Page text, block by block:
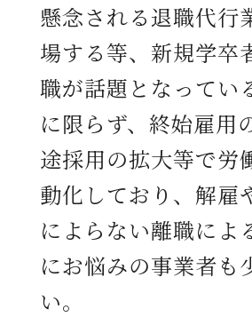
懸念される退職代行
場する等、新規学卒
職が話題となってい
に限らず、終始雇用
途採用の拡大等で労
動化しており、解雇
によらない離職によ
にお悩みの事業者も
い。